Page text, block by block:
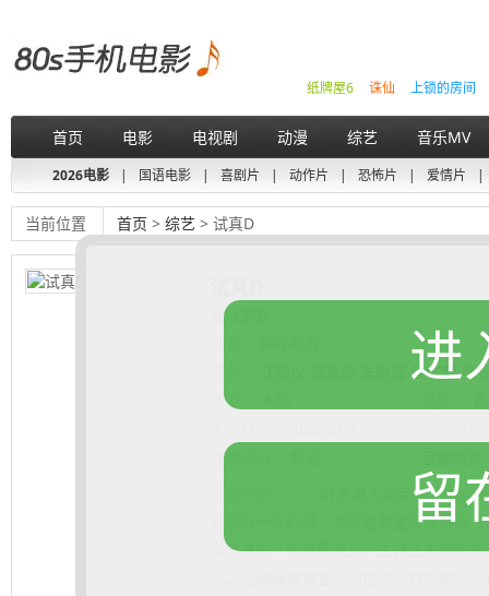
上锁的房间
诛仙
纸牌屋6
首页 电影 电视剧 动漫 综艺 音乐MV
2026电影 | 国语电影 | 喜剧片 | 动作片 | 恐怖片 | 爱情片 |
当前位置 首页 > 综艺 > 试真D
最近更新：
江美仪 周嘉洛 朱敏瀚 曾展望 吴
类型：
豆瓣评分：
許多港人近年「北上」玩
必已有一定心得，大家也希望尋找最高
得滿滿的「情緒價值」。主持江美儀暢
进
留